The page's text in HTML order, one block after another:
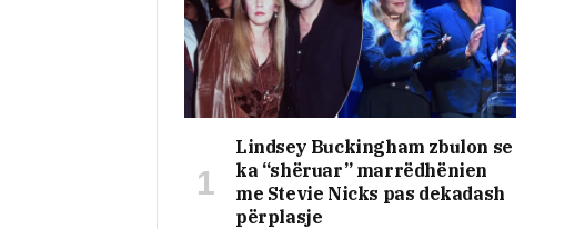
Lindsey Buckingham zbulon se
ka “shëruar” marrëdhënien
me Stevie Nicks pas dekadash
përplasje